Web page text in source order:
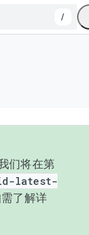
/
们将在第
latest-
了解详